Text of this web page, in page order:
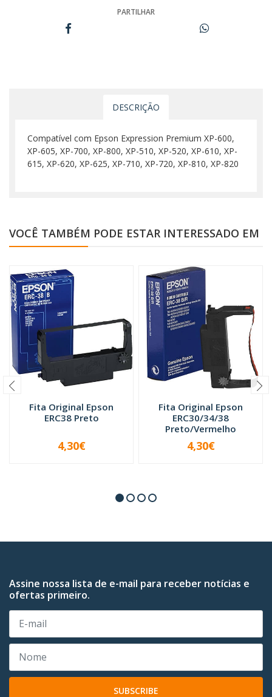
PARTILHAR
DESCRIÇÃO
Compatível com Epson Expression Premium XP-600,
XP-605, XP-700, XP-800, XP-510, XP-520, XP-610, XP-
615, XP-620, XP-625, XP-710, XP-720, XP-810, XP-820
VOCÊ TAMBÉM PODE ESTAR INTERESSADO EM
Fita Original Epson
ERC38 Preto
+
4,30€
Fita Original Epson
ERC30/34/38
Preto/Vermelho
+
4,30€
Assine nossa lista de e-mail para receber notícias e
ofertas primeiro.
SUBSCRIBE